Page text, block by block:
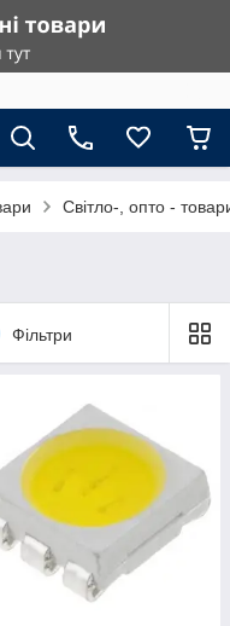
Світло-, опто -
Фільтри